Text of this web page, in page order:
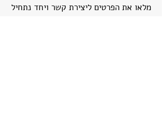
מלאו את הפרטים ליצירת קשר ויחד נתחיל